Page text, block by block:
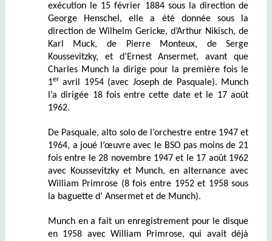
exécution le 15 février 1884 sous la direction de
George Henschel, elle a été donnée sous la
direction de Wilhelm Gericke, d’Arthur Nikisch, de
Karl Muck, de Pierre Monteux, de Serge
Koussevitzky, et d’Ernest Ansermet, avant que
Charles Munch la dirige pour la première fois le
1er avril 1954 (avec Joseph de Pasquale). Munch
l’a dirigée 18 fois entre cette date et le 17 août
1962.
De Pasquale, alto solo de l’orchestre entre 1947 et
1964, a joué l’œuvre avec le BSO pas moins de 21
fois entre le 28 novembre 1947 et le 17 août 1962
avec Koussevitzky et Munch, en alternance avec
William Primrose (8 fois entre 1952 et 1958 sous
la baguette d’ Ansermet et de Munch).
Munch en a fait un enregistrement pour le disque
en 1958 avec William Primrose, qui avait déjà